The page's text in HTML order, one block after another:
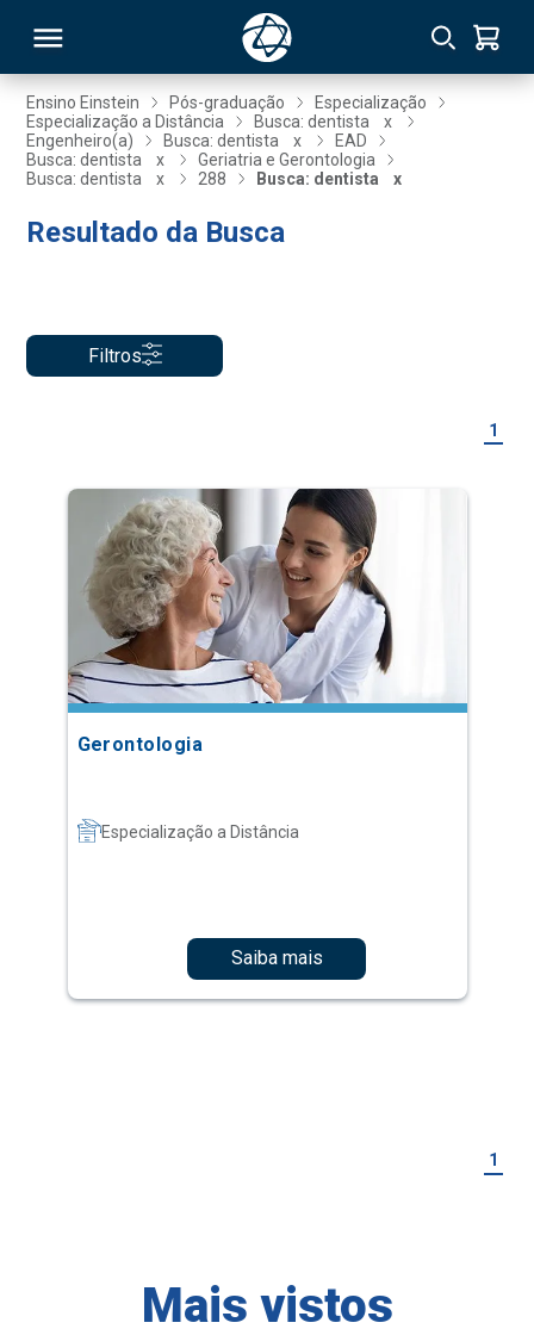
Ensino Einstein Pós-graduação
Especialização
Especialização a Distância
Busca: dentista
x
Engenheiro(a)
Busca: dentista x
EAD
Busca: dentista
x
Geriatria e Gerontologia
Busca: dentista
x 288 Busca: dentista x
Resultado da Busca
Filtros
1
Gerontologia
Especialização a Distância
Saiba mais
1
Mais vistos